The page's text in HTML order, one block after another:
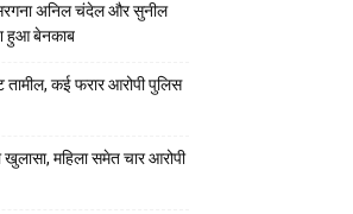
अनिल चंदेल और सुनील
हुआ बेनकाब
तामील, कई फरार आरोपी पुलिस
खुलासा, महिला समेत चार आरोपी